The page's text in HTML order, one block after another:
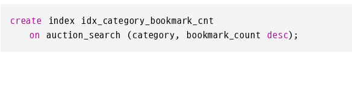
create index idx_category_bookmark_cnt
on auction_search (category, bookmark_count desc);